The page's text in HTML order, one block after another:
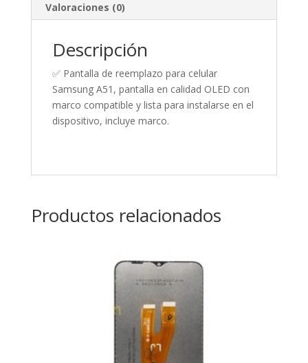
Valoraciones (0)
Descripción
✅ Pantalla de reemplazo para celular
Samsung A51, pantalla en calidad OLED con
marco compatible y lista para instalarse en el
dispositivo, incluye marco.
Productos relacionados